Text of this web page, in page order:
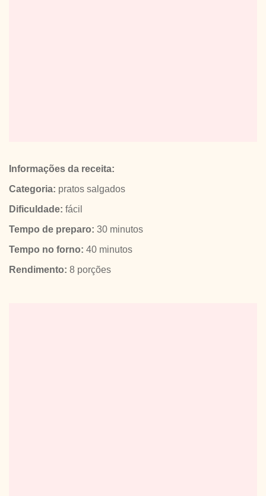
Informações da receita:
Categoria: pratos salgados
Dificuldade: fácil
Tempo de preparo: 30 minutos
Tempo no forno: 40 minutos
Rendimento: 8 porções